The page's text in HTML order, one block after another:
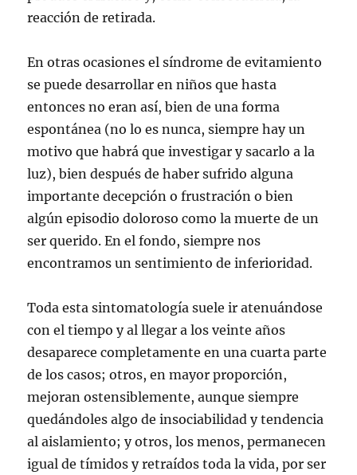
reacción de retirada.
En otras ocasiones el síndrome de evitamiento
se puede desarrollar en niños que hasta
entonces no eran así, bien de una forma
espontánea (no lo es nunca, siempre hay un
motivo que habrá que investigar y sacarlo a la
luz), bien después de haber sufrido alguna
importante decepción o frustración o bien
algún episodio doloroso como la muerte de un
ser querido. En el fondo, siempre nos
encontramos un sentimiento de inferioridad.
Toda esta sintomatología suele ir atenuándose
con el tiempo y al llegar a los veinte años
desaparece completamente en una cuarta parte
de los casos; otros, en mayor proporción,
mejoran ostensiblemente, aunque siempre
quedándoles algo de insociabilidad y tendencia
al aislamiento; y otros, los menos, permanecen
igual de tímidos y retraídos toda la vida, por ser